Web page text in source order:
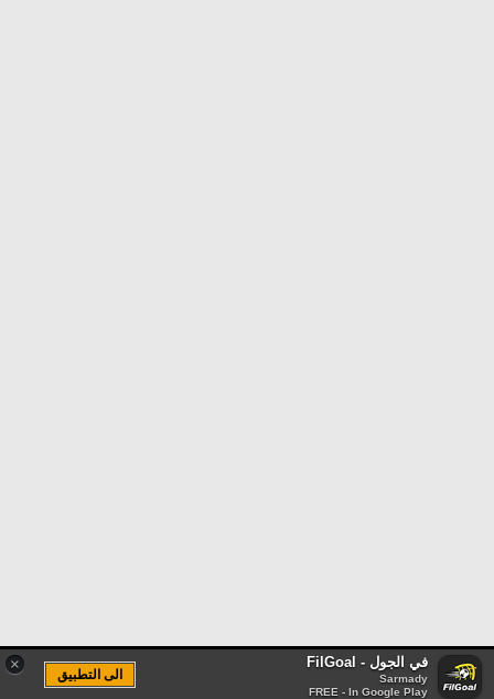
× في الجول - FilGoal
Sarmady
FREE - In Google Play
الى التطبيق